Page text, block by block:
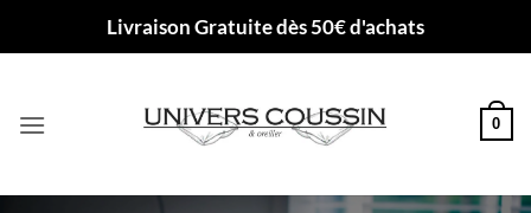
Livraison Gratuite dès 50€ d'achats
0